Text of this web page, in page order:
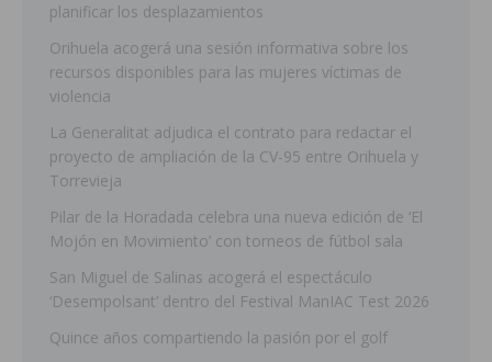
planificar los desplazamientos
Orihuela acogerá una sesión informativa sobre los
recursos disponibles para las mujeres víctimas de
violencia
La Generalitat adjudica el contrato para redactar el
proyecto de ampliación de la CV-95 entre Orihuela y
Torrevieja
Pilar de la Horadada celebra una nueva edición de ‘El
Mojón en Movimiento’ con torneos de fútbol sala
San Miguel de Salinas acogerá el espectáculo
‘Desempolsant’ dentro del Festival ManIAC Test 2026
Quince años compartiendo la pasión por el golf